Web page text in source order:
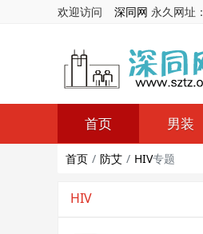
欢迎访问 深同网 永久网址：
首页 男装
首页 防艾 HIV专题
HIV